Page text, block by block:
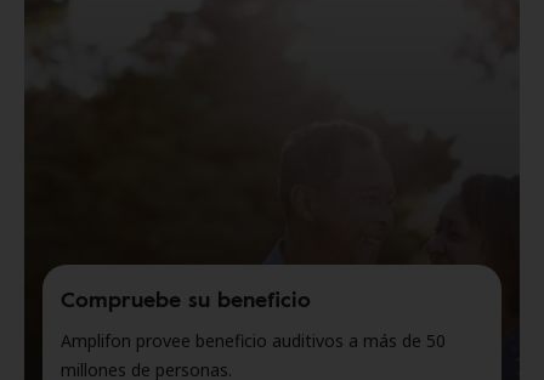
Compruebe su beneficio
Amplifon provee beneficio auditivos a más de 50
millones de personas.